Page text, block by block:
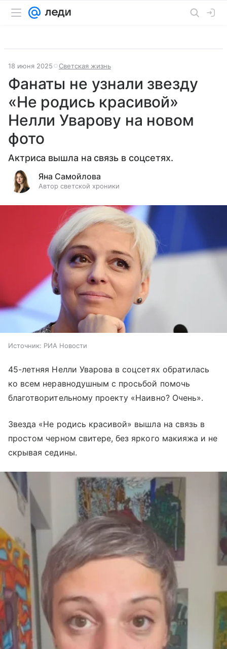
18 июня 2025 Светская жизнь
Фанаты не узнали звезду
«Не родись красивой»
Нелли Уварову на новом
фото
Актриса вышла на связь в соцсетях.
Яна Самойлова
Автор светской хроники
Источник: РИА Новости
45-летняя Нелли Уварова в соцсетях обратилась
ко всем неравнодушным с просьбой помочь
благотворительному проекту «Наивно? Очень».
Звезда «Не родись красивой» вышла на связь в
простом черном свитере, без яркого макияжа и не
скрывая седины.